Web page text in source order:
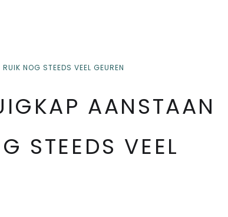
NOG STEEDS VEEL GEUREN
AANSTAAN
STEEDS VEEL